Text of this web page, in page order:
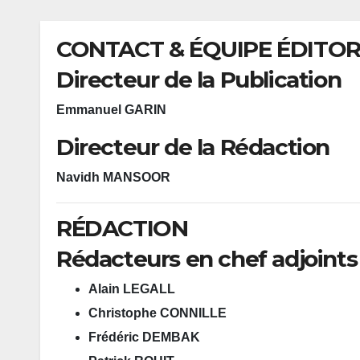
CONTACT & ÉQUIPE
Directeur de la Publication
Emmanuel GARIN
Directeur de la Rédaction
Navidh MANSOOR
RÉDACTION
Rédacteurs en chef adjoints
Alain LEGALL
Christophe CONNILLE
Frédéric DEMBAK